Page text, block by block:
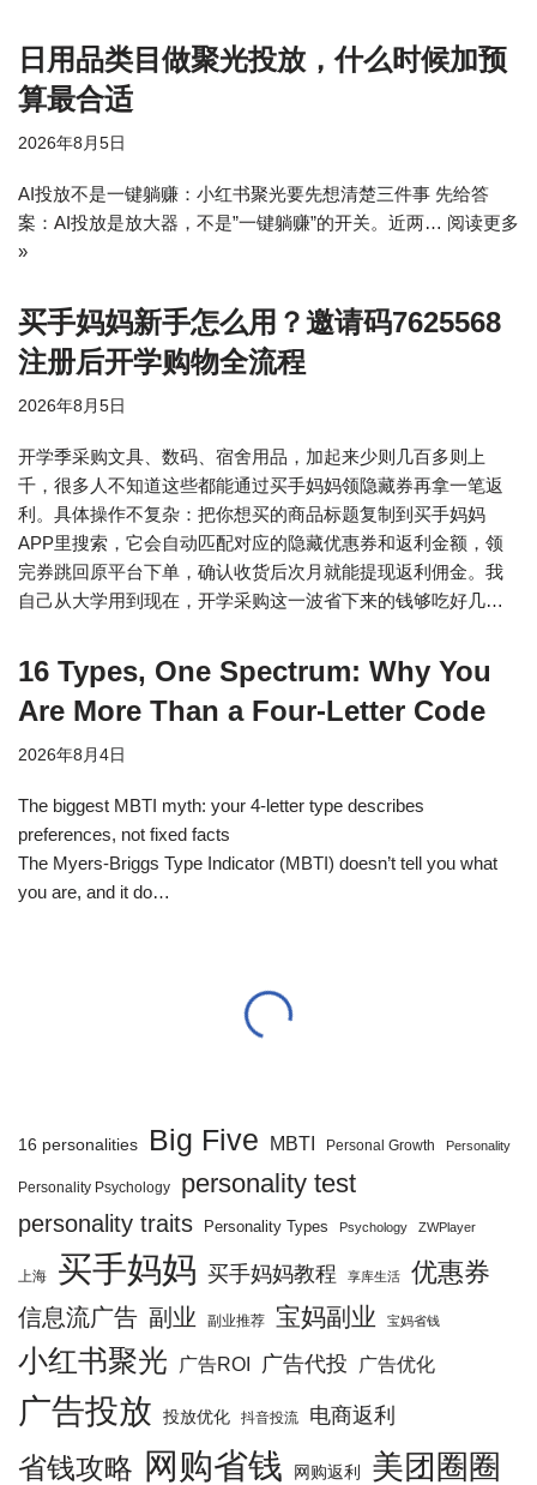
日用品类目做聚光投放，什么时候加预
算最合适
2026年8月5日
AI投放不是一键躺赚：小红书聚光要先想清楚三件事 先给答
案：AI投放是放大器，不是”一键躺赚”的开关。近两… 阅读更多
»
买手妈妈新手怎么用？邀请码7625568
注册后开学购物全流程
2026年8月5日
开学季采购文具、数码、宿舍用品，加起来少则几百多则上
千，很多人不知道这些都能通过买手妈妈领隐藏券再拿一笔返
利。具体操作不复杂：把你想买的商品标题复制到买手妈妈
APP里搜索，它会自动匹配对应的隐藏优惠券和返利金额，领
完券跳回原平台下单，确认收货后次月就能提现返利佣金。我
自己从大学用到现在，开学采购这一波省下来的钱够吃好几…
16 Types, One Spectrum: Why You
Are More Than a Four-Letter Code
2026年8月4日
The biggest MBTI myth: your 4-letter type describes
preferences, not fixed facts
The Myers-Briggs Type Indicator (MBTI) doesn’t tell you what
you are, and it do…
16 personalities Big Five MBTI Personal Growth Personality
Personality Psychology personality test
personality traits Personality Types Psychology ZWPlayer
上海 买手妈妈 买手妈妈教程 享库生活 优惠券
信息流广告 副业 副业推荐 宝妈副业 宝妈省钱
小红书聚光 广告ROI 广告代投 广告优化
广告投放 投放优化 抖音投流 电商返利
省钱攻略 网购省钱 网购返利 美团圈圈